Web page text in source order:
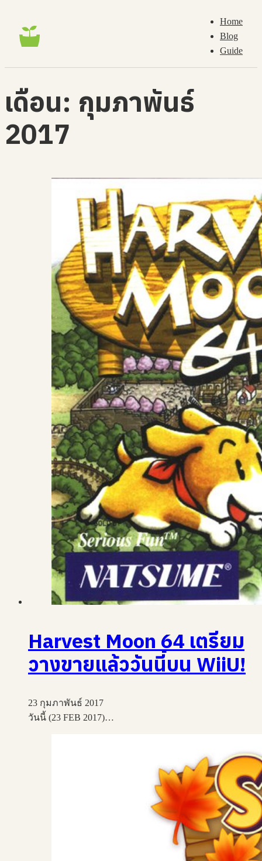
Home
Blog
Guide
เดือน: กุมภาพันธ์
2017
Harvest Moon 64 เตรียม
วางขายแล้ววันนี้บน WiiU!
23 กุมภาพันธ์ 2017
วันนี้ (23 FEB 2017)…